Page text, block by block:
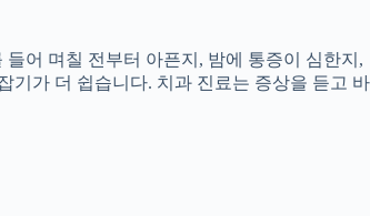
어 며칠 전부터 아픈지, 밤에 통증이 심한지,
기가 더 쉽습니다. 치과 진료는 증상을 듣고 바